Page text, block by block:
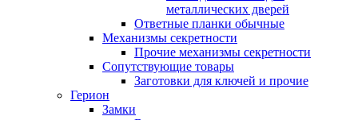
металлических дверей
Ответные планки обычные
Механизмы секретности
Прочие механизмы секретности
Сопутствующие товары
Заготовки для ключей и прочие
Герион
Замки